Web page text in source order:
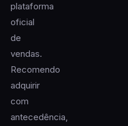
plataforma
oficial
de
vendas.
Recomendo
adquirir
com
antecedência,